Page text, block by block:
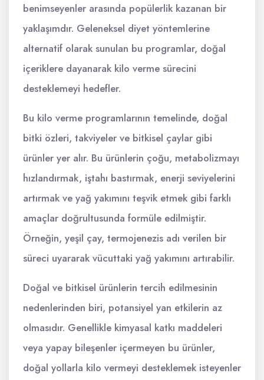
benimseyenler arasında popülerlik kazanan bir
yaklaşımdır. Geleneksel diyet yöntemlerine
alternatif olarak sunulan bu programlar, doğal
içeriklere dayanarak kilo verme sürecini
desteklemeyi hedefler.
Bu kilo verme programlarının temelinde, doğal
bitki özleri, takviyeler ve bitkisel çaylar gibi
ürünler yer alır. Bu ürünlerin çoğu, metabolizmayı
hızlandırmak, iştahı bastırmak, enerji seviyelerini
artırmak ve yağ yakımını teşvik etmek gibi farklı
amaçlar doğrultusunda formüle edilmiştir.
Örneğin, yeşil çay, termojenezis adı verilen bir
süreci uyararak vücuttaki yağ yakımını artırabilir.
Doğal ve bitkisel ürünlerin tercih edilmesinin
nedenlerinden biri, potansiyel yan etkilerin az
olmasıdır. Genellikle kimyasal katkı maddeleri
veya yapay bileşenler içermeyen bu ürünler,
doğal yollarla kilo vermeyi desteklemek isteyenler